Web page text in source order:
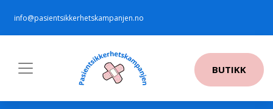
info@pasientsikkerhetskampanjen.no
BUTIKK